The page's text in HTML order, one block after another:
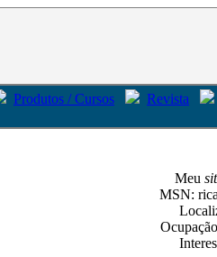
Produtos / Cursos
Revista
Meu
MSN: